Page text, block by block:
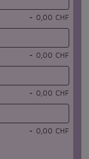
+ 0,00 CHF
+ 0,00 CHF
+ 0,00 CHF
+ 0,00 CHF